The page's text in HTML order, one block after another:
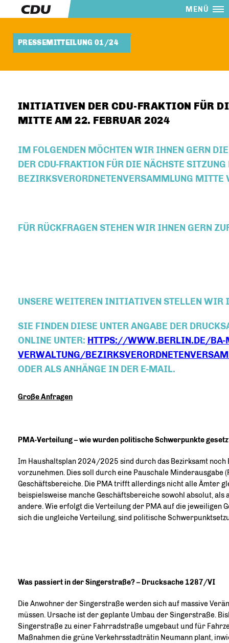
MENÜ
PRESSEMITTEILUNG 01/24
INITIATIVEN DER CDU-FRAKTION FÜR
MITTE AM 22. FEBRUAR 2024
IM FOLGENDEN MÖCHTEN WIR IHNEN GERN
DER CDU-FRAKTION FÜR DIE NÄCHSTE SITZUNG
BEZIRKSVERORDNETENVERSAMMLUNG MITTE
FÜR RÜCKFRAGEN STEHEN WIR IHNEN GERN
UNSERE WEITEREN INITIATIVEN STELLEN WIR
SIE FINDEN DIESE UNTER ANGABE DER
ONLINE UNTER: HTTPS://WWW.BERLIN.DE/
VERWALTUNG/
ODER ALS ANHÄNGE IN DER E-MAIL.
Große Anfragen
PMA-Verteilung – wie wurden politische Schwerpunkte
Im Haushaltsplan 2024/2025 sind durch das Bezirksamt
vorzunehmen. Dies soll durch eine Pauschale Minderausgabe
Geschäftsbereiche. Die PMA trifft allerdings nicht alle Ämter
beispielsweise manche Geschäftsbereiche sowohl absolut,
andere. Wie erfolgt die Verteilung der PMA auf die jeweiligen
sich die ungleiche Verteilung, sind politische
Was passiert in der Singerstraße? – Drucksache 1287/VI
Die Anwohner der Singerstraße werden sich auf massive
müssen. Ursache ist der geplante Umbau der Singerstraße.
Singerstraße zu einer Fahrradstraße umgebaut und für
Maßnahmen die grüne Verkehrsstadträtin Neumann plant,